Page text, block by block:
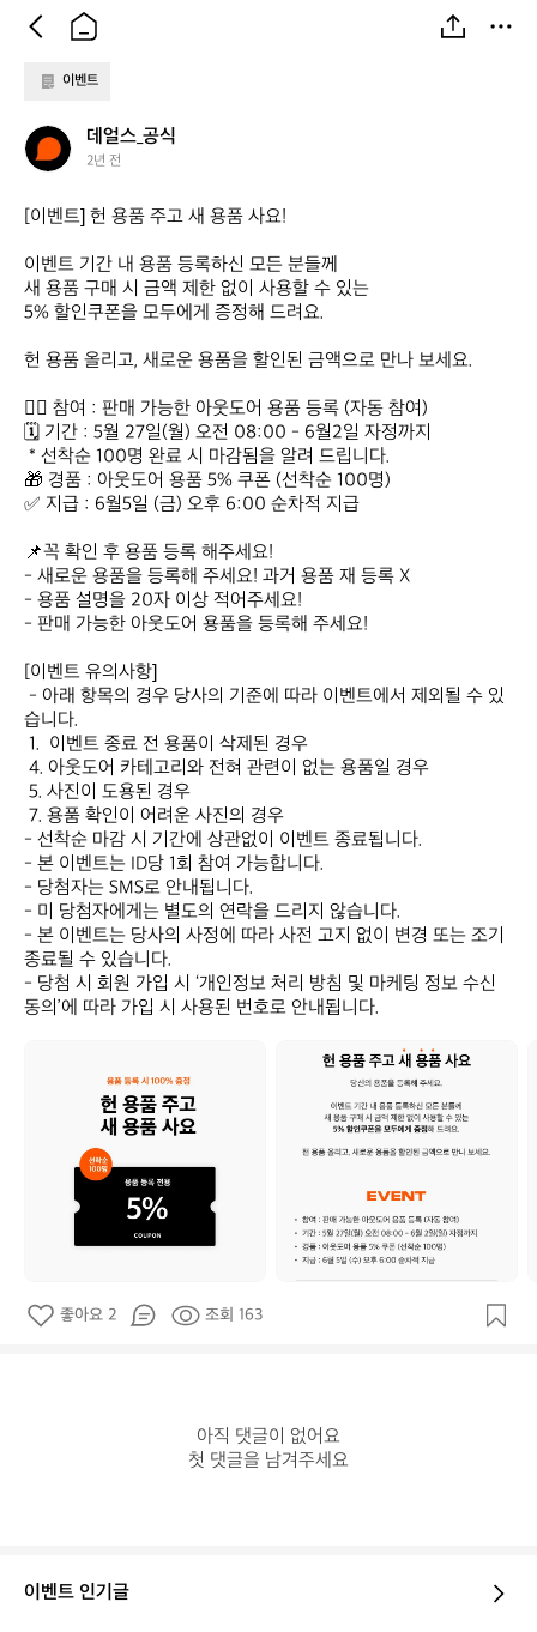
이벤트
데
얼
_
공
식
데얼스_공식
2년 전
[이벤트] 헌 용품 주고 새 용품 사요!
이벤트 기간 내 용품 등록하신 모든 분들께
새 용품 구매 시 금액 제한 없이 사용할 수 있는
5% 할인쿠폰을 모두에게 증정해 드려요.
헌 용품 올리고, 새로운 용품을 할인된 금액으로 만나 보세요.
🙋‍♀️ 참여 : 판매 가능한 아웃도어 용품 등록 (자동 참여)
🗓 기간 : 5월 27일(월) 오전 08:00 - 6월2일 자정까지
🎁 경품 : 아웃도어 용품 5% 쿠폰 (선착순 100명)
✅ 지급 : 6월5일 (금) 오후 6:00 순차적 지급
📌꼭 확인 후 용품 등록 해주세요!
- 새로운 용품을 등록해 주세요! 과거 용품 재 등록 X
- 용품 설명을 20자 이상 적어주세요!
- 판매 가능한 아웃도어 용품을 등록해 주세요!
[이벤트 유의사항]
습니다.
- 선착순 마감 시 기간에 상관없이 이벤트 종료됩니다.
- 본 이벤트는 ID당 1회 참여 가능합니다.
- 당첨자는 SMS로 안내됩니다.
- 미 당첨자에게는 별도의 연락을 드리지 않습니다.
- 본 이벤트는 당사의 사정에 따라 사전 고지 없이 변경 또는 조기
종료될 수 있습니다.
- 당첨 시 회원 가입 시 ‘개인정보 처리 방침 및 마케팅 정보 수신
동의’에 따라 가입 시 사용된 번호로 안내됩니다.
좋아요 2 조회 163
아직 댓글이 없어요
첫 댓글을 남겨주세요
이벤트 인기글